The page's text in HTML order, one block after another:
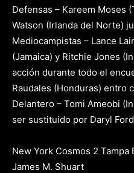
Defensas – Kareem Moses
Watson (Irlanda del Norte)
Mediocampistas – Lance
(Jamaica) y Ritchie Jones
acción durante todo el
Raudales (Honduras) entro
Delantero – Tomi Ameobi
ser sustituido por Daryl
New York Cosmos 2
James M. Shuart